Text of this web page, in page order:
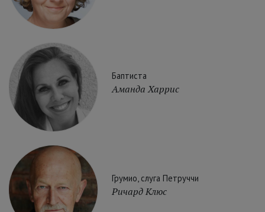
Баптиста
Аманда Харрис
Грумио, слуга Петруччи
Ричард Клюс